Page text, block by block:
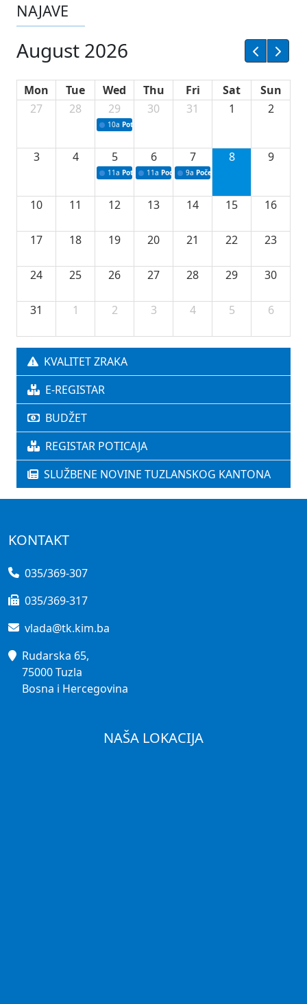
NAJAVE
August 2026
Mon Tue Wed Thu Fri Sat
Sun
27
28 29
10a Potpisivanje ugovora sa neprofitnim
30 31 1 2
3 4 5
11a Potpisivanje ugovora o stipendijama za
6
11a Podrška razvoju vodne infrastrukture u
7
9a Početak izgradnje nove
8 9
10 11 12 13 14 15 16
17 18 19 20 21 22 23
24 25 26 27 28 29 30
31 1 2 3 4 5 6
KVALITET ZRAKA
E-REGISTAR
BUDŽET
REGISTAR POTICAJA
SLUŽBENE NOVINE TUZLANSKOG KANTONA
KONTAKT
035/369-307
035/369-317
vlada@tk.kim.ba
Rudarska 65,
75000 Tuzla
Bosna i Hercegovina
NAŠA LOKACIJA